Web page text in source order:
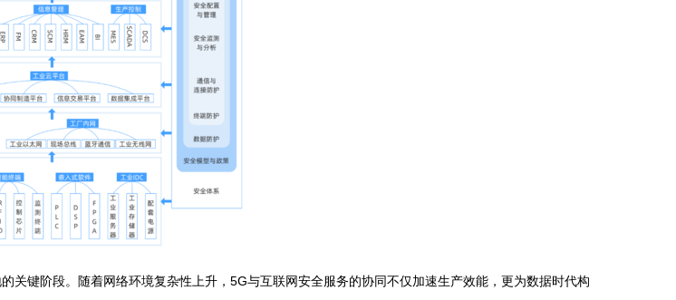
关键阶段。随着网络环境复杂性上升，5G与互联网安全服务的协同不仅加速生产效能，更为数据时代构